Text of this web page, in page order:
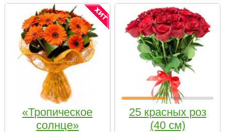
«Тропическое
солнце»
25 красных роз
(40 см)